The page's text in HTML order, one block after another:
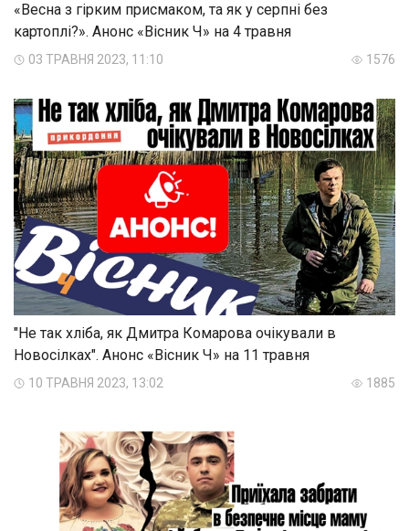
«Весна з гірким присмаком, та як у серпні без
картоплі?». Анонс «Вісник Ч» на 4 травня
03 ТРАВНЯ 2023, 11:10 1576
"Не так хліба, як Дмитра Комарова очікували в
Новосілках". Анонс «Вісник Ч» на 11 травня
10 ТРАВНЯ 2023, 13:02 1885